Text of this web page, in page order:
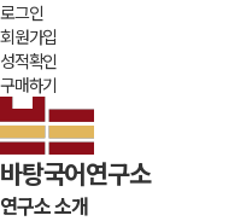
로그인
회원가입
성적확인
구매하기
바탕국어연구소
연구소 소개